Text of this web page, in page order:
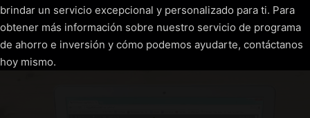
brindar un servicio excepcional y personalizado para ti. Para
obtener más información sobre nuestro servicio de programa
de ahorro e inversión y cómo podemos ayudarte, contáctanos
hoy mismo.